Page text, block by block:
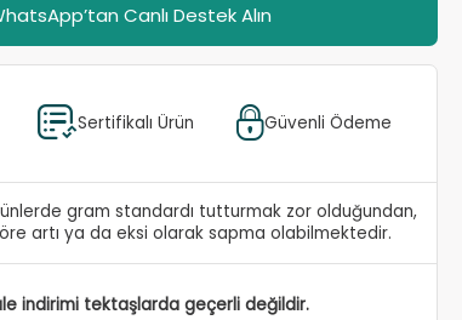
Canlı Destek Alın
Sertifikalı Ürün Güvenli Ödeme
gram standardı tutturmak zor olduğundan,
artı ya da eksi olarak sapma olabilmektedir.
indirimi tektaşlarda geçerli değildir.